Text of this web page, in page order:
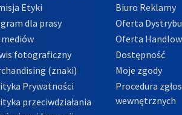
Etyki
dla prasy
mediów
fotograficzny
(znaki)
Prywatności
przeciwdziałania
Biuro Reklamy
Oferta
Oferta
Dostępność
Moje zgody
Procedura
wewnętrznych